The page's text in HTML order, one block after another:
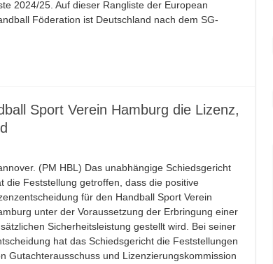
2024/25. Auf dieser Rangliste der European
Föderation ist Deutschland nach dem SG-
Sport Verein Hamburg die Lizenz,
(PM HBL) Das unabhängige Schiedsgericht
die Feststellung getroffen, dass die positive
für den Handball Sport Verein
unter der Voraussetzung der Erbringung einer
Sicherheitsleistung gestellt wird. Bei seiner
hat das Schiedsgericht die Feststellungen
Gutachterausschuss und Lizenzierungskommission